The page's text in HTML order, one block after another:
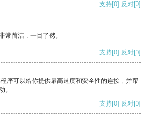
支持[0] 反对[0]
常简洁，一目了然。
支持[0] 反对[0]
序可以给你提供最高速度和安全性的连接，并帮
。
支持[0] 反对[0]